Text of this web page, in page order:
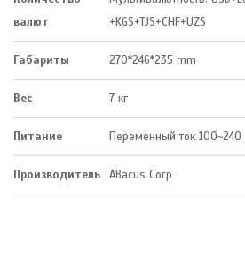
валют
+KGS+TJS+CHF+UZS
Габариты 270*246*235 mm
Вес 7 кг
Питание Переменный ток
Производитель ABacus Corp